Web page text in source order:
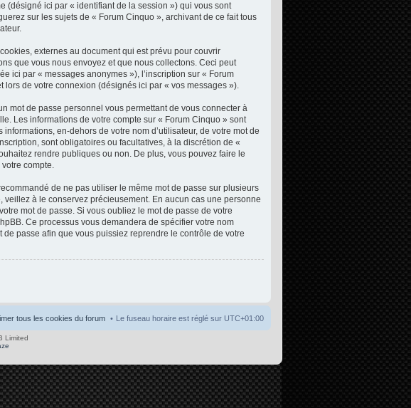
(désigné ici par « identifiant de la session ») qui vous sont
sur les sujets de « Forum Cinquo », archivant de ce fait tous
externes au document qui est prévu pour couvrir
que vous nous envoyez et que nous collectons. Ceci peut
ici par « messages anonymes »), l’inscription sur « Forum
de votre connexion (désignés ici par « vos messages »).
mot de passe personnel vous permettant de vous connecter à
Les informations de votre compte sur « Forum Cinquo » sont
en-dehors de votre nom d’utilisateur, de votre mot de
sont obligatoires ou facultatives, à la discrétion de «
rendre publiques ou non. De plus, vous pouvez faire le
compte.
de ne pas utiliser le même mot de passe sur plusieurs
veillez à le conservez précieusement. En aucun cas une personne
mot de passe. Si vous oubliez le mot de passe de votre
Ce processus vous demandera de spécifier votre nom
passe afin que vous puissiez reprendre le contrôle de votre
Le fuseau horaire est réglé sur UTC+01:00
tous les cookies du forum
Limited